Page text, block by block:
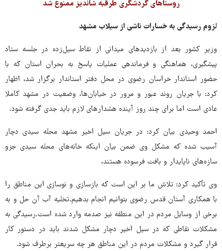
لزوم رسیدگی به خسارات ناشی از سیلاب مشهد
وزیر کشور بعد از بازدیدهای میدانی از نقاط سیل‌زده در جلسه ستاد
پیشگیری، هماهنگی و فرماندهی عملیات پاسخ به بحران استان که با
حضور استاندار خراسان رضوی در محل دفتر استاندار برگزار شد، اظهار
کرد: با جریان روند عبور و مرور در خیابان‌ها، وضعیت در مشهد کاملا
عادی است اما برای چند روز آینده هشدارهای لازم باید جدی گرفته شود.
احمد وحیدی بیان کرد: در جریان سیل اخیر مشهد محله سیدی دچار
آسیب شده که مشکل وی ضمن بیان اینکه خانه‌های محله سیدی جزو
سازه‌های ناپایدار و بافت فرسوده هستند،
وی تأکید کرد: تلاش ما بر این است که بازسازی و نوسازی این مناطق را
با همکاری آستان قدس رضوی بتوانیم انجام بدهیم.تخلیه آب آن حل و به
برخی از وسایل مردم در این منطقه نیز صدمه وارد شده است.رسیدگی به
مشکلات نقاطی که در سیل اخیر دچار مشکل شدند باید در دستور کار
قرار گیرد و مشکلات مردم در این مناطق هر چه سریعتر برطرف شود.